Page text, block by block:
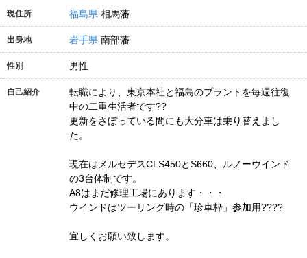
現住所 福島県 相馬藩
出身地 岩手県 南部藩
性別 男性
自己紹介
転職により、東京本社と福島のプラントを毎週往復
中の二重生活者です??
更新をさぼっている間にも大分車は乗り替えまし
た。
現在はメルセデスCLS450とS660、ルノーウインド
の3台体制です。
A8はまだ修理工場にあります・・・
ウインドはツーリング時の「珍車枠」参加用????
宜しくお願い致します。